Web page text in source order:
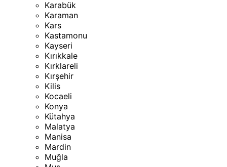
Karabük
Karaman
Kars
Kastamonu
Kayseri
Kırıkkale
Kırklareli
Kırşehir
Kilis
Kocaeli
Konya
Kütahya
Malatya
Manisa
Mardin
Muğla